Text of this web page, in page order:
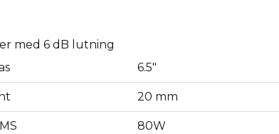
med 6 dB lutning
6.5"
20 mm
80W